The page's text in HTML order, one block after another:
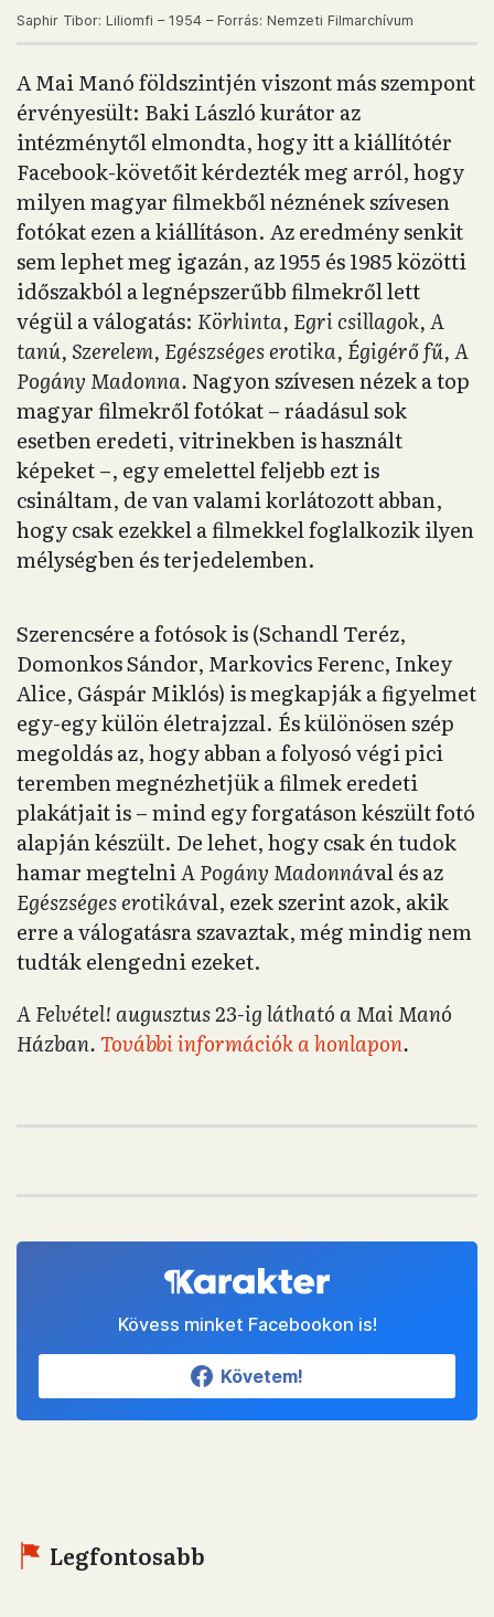
Saphir Tibor: Liliomfi – 1954 – Forrás: Nemzeti Filmarchívum
A Mai Manó földszintjén viszont más szempont
érvényesült: Baki László kurátor az
intézménytől elmondta, hogy itt a kiállítótér
Facebook-követőit kérdezték meg arról, hogy
milyen magyar filmekből néznének szívesen
fotókat ezen a kiállításon. Az eredmény senkit
sem lephet meg igazán, az 1955 és 1985 közötti
időszakból a legnépszerűbb filmekről lett
végül a válogatás: Körhinta, Egri csillagok, A
tanú, Szerelem, Egészséges erotika, Égigérő fű, A
Pogány Madonna. Nagyon szívesen nézek a top
magyar filmekről fotókat – ráadásul sok
esetben eredeti, vitrinekben is használt
képeket –, egy emelettel feljebb ezt is
csináltam, de van valami korlátozott abban,
hogy csak ezekkel a filmekkel foglalkozik ilyen
mélységben és terjedelemben.
Szerencsére a fotósok is (Schandl Teréz,
Domonkos Sándor, Markovics Ferenc, Inkey
Alice, Gáspár Miklós) is megkapják a figyelmet
egy-egy külön életrajzzal. És különösen szép
megoldás az, hogy abban a folyosó végi pici
teremben megnézhetjük a filmek eredeti
plakátjait is – mind egy forgatáson készült fotó
alapján készült. De lehet, hogy csak én tudok
hamar megtelniA Pogány Madonnával és az
Egészséges erotikával, ezek szerint azok, akik
erre a válogatásra szavaztak, még mindig nem
tudták elengedni ezeket.
A Felvétel! augusztus 23-ig látható a Mai Manó
Házban.További információk a honlapon.
Kövess minket Facebookon is!
Követem!
Legfontosabb